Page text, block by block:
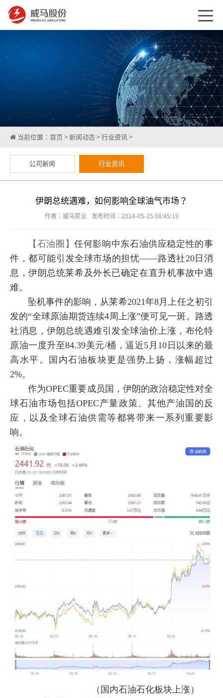
当前位置： 首页 > 新闻动态 > 行业资讯 >
公司新闻 行业资讯
伊朗总统遇难，如何影响全球油气市场？
作者：威马泵业 发布时间：2024-05-25 08:45:19
【石油圈】任何影响中东石油供应稳定性的事
件，都可能引发全球市场的担忧——路透社20日消
息，伊朗总统莱希及外长已确定在直升机事故中遇
难。
坠机事件的影响，从莱希2021年8月上任之初引
发的“全球原油期货连续4周上涨”便可见一斑。路透
社消息，伊朗总统遇难引发全球油价上涨，布伦特
原油一度升至84.39美元/桶，逼近5月10日以来的最
高水平。国内石油板块更是强势上扬，涨幅超过
2%。
作为OPEC重要成员国，伊朗的政治稳定性对全
球石油市场包括OPEC产量政策、其他产油国的反
应，以及全球石油供需等都将带来一系列重要影
响。
（国内石油石化板块上涨）